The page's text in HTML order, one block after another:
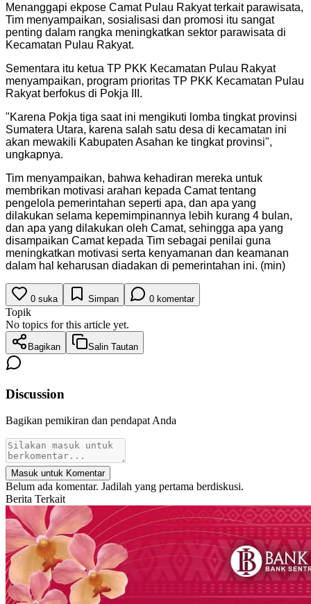
Menanggapi ekpose Camat Pulau Rakyat terkait parawisata,
Tim menyampaikan, sosialisasi dan promosi itu sangat
penting dalam rangka meningkatkan sektor parawisata di
Kecamatan Pulau Rakyat.
Sementara itu ketua TP PKK Kecamatan Pulau Rakyat
menyampaikan, program prioritas TP PKK Kecamatan Pulau
Rakyat berfokus di Pokja III.
"Karena Pokja tiga saat ini mengikuti lomba tingkat provinsi
Sumatera Utara, karena salah satu desa di kecamatan ini
akan mewakili Kabupaten Asahan ke tingkat provinsi",
ungkapnya.
Tim menyampaikan, bahwa kehadiran mereka untuk
membrikan motivasi arahan kepada Camat tentang
pengelola pemerintahan seperti apa, dan apa yang
dilakukan selama kepemimpinannya lebih kurang 4 bulan,
dan apa yang dilakukan oleh Camat, sehingga apa yang
disampaikan Camat kepada Tim sebagai penilai guna
meningkatkan motivasi serta kenyamanan dan keamanan
dalam hal keharusan diadakan di pemerintahan ini. (min)
0 suka Simpan 0 komentar
Topik
No topics for this article yet.
Bagikan Salin Tautan
Discussion
Bagikan pemikiran dan pendapat Anda
Masuk untuk Komentar
Belum ada komentar. Jadilah yang pertama berdiskusi.
Berita Terkait